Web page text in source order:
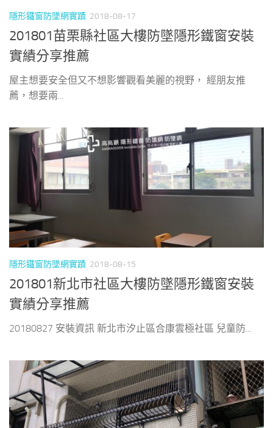
隱形鐵窗防墜網實蹟 2018-08-17
201801苗栗縣社區大樓防墜隱形鐵窗安裝
實績分享推薦
屋主想要安全但又不想影響觀看美麗的視野， 經朋友推
薦，想要兩...
隱形鐵窗防墜網實蹟 2018-08-15
201801新北市社區大樓防墜隱形鐵窗安裝
實績分享推薦
20180827 安裝資訊 新北市汐止區合康雲極社區 兒童防...